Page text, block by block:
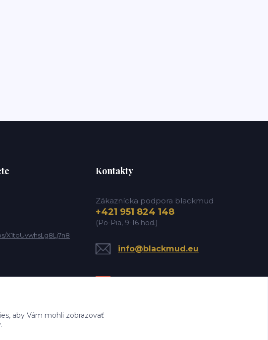
X1toUvwhsLg8Lj7n8
Kontakty
Zákaznícka podpora blackmud
+421 951 824 148
(Po-Pia, 9-16 hod.)
info@blackmud.eu
aby Vám mohli zobrazovať